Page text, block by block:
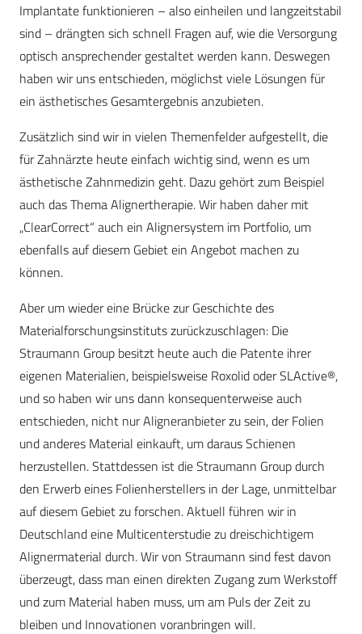
Implantate funktionieren – also einheilen und langzeitstabil
sind – drängten sich schnell Fragen auf, wie die Versorgung
optisch ansprechender gestaltet werden kann. Deswegen
haben wir uns entschieden, möglichst viele Lösungen für
ein ästhetisches Gesamtergebnis anzubieten.
Zusätzlich sind wir in vielen Themenfelder aufgestellt, die
für Zahnärzte heute einfach wichtig sind, wenn es um
ästhetische Zahnmedizin geht. Dazu gehört zum Beispiel
auch das Thema Alignertherapie. Wir haben daher mit
„ClearCorrect“ auch ein Alignersystem im Portfolio, um
ebenfalls auf diesem Gebiet ein Angebot machen zu
können.
Aber um wieder eine Brücke zur Geschichte des
Materialforschungsinstituts zurückzuschlagen: Die
Straumann Group besitzt heute auch die Patente ihrer
eigenen Materialien, beispielsweise Roxolid oder SLActive®,
und so haben wir uns dann konsequenterweise auch
entschieden, nicht nur Aligneranbieter zu sein, der Folien
und anderes Material einkauft, um daraus Schienen
herzustellen. Stattdessen ist die Straumann Group durch
den Erwerb eines Folienherstellers in der Lage, unmittelbar
auf diesem Gebiet zu forschen. Aktuell führen wir in
Deutschland eine Multicenterstudie zu dreischichtigem
Alignermaterial durch. Wir von Straumann sind fest davon
überzeugt, dass man einen direkten Zugang zum Werkstoff
und zum Material haben muss, um am Puls der Zeit zu
bleiben und Innovationen voranbringen will.